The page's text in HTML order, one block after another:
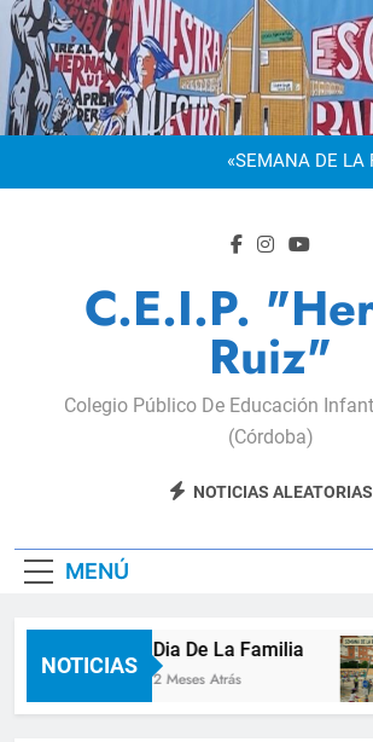
Saltar
al
contenido
Dia De
«SEMANA DE LA
Dia De
«SEMANA DE LA
Apadrinamiento
C.E.I.P.
Ruiz"
Colegio Público De Educación
(Córdoba)
NOTICIAS ALEATORIAS
MENÚ
NOTICIAS
Dia De La Familia
2 Meses Atrás